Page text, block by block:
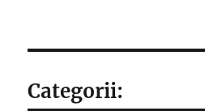
Categorii: